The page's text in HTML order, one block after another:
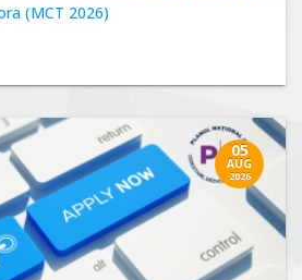
(MCT 2026)
05
AUG
2026